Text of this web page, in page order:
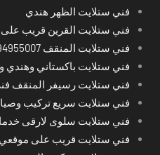
فني ستلايت الظهر هندي
فني ستلايت القرين قريب
فني ستلايت المنقف 94955007
فني ستلايت باكستاني
فني ستلايت رسيفر المنقف
فني ستلايت سريع تركيب
فني ستلايت سلوى لارقى
فني ستلايت قريب على موقعي